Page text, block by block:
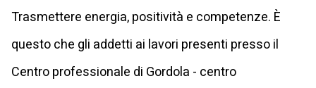
Trasmettere energia, positività e competenze. È
questo che gli addetti ai lavori presenti presso il
Centro professionale di Gordola - centro